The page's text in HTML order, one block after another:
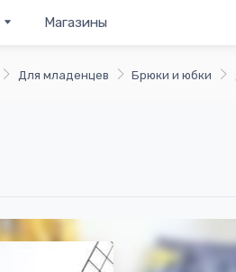
Магазины
Для младенцев Брюки и юбки